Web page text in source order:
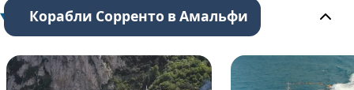
Корабли Сорренто в Амальфи